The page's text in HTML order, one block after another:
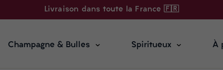
Livraison dans toute la France 🇫🇷
Champagne & Bulles Spiritueux À